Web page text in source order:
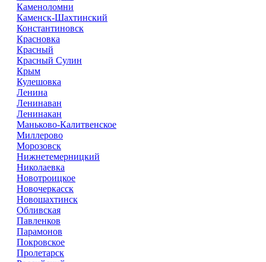
Каменоломни
Каменск-Шахтинский
Константиновск
Красновка
Красный
Красный Сулин
Крым
Кулешовка
Ленина
Ленинаван
Ленинакан
Маньково-Калитвенское
Миллерово
Морозовск
Нижнетемерницкий
Николаевка
Новотроицкое
Новочеркасск
Новошахтинск
Обливская
Павленков
Парамонов
Покровское
Пролетарск